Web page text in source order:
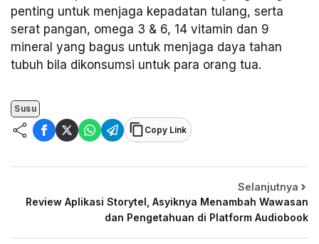
penting untuk menjaga kepadatan tulang, serta
serat pangan, omega 3 & 6, 14 vitamin dan 9
mineral yang bagus untuk menjaga daya tahan
tubuh bila dikonsumsi untuk para orang tua.
Susu
Copy Link
Selanjutnya
Review Aplikasi Storytel, Asyiknya Menambah Wawasan
dan Pengetahuan di Platform Audiobook